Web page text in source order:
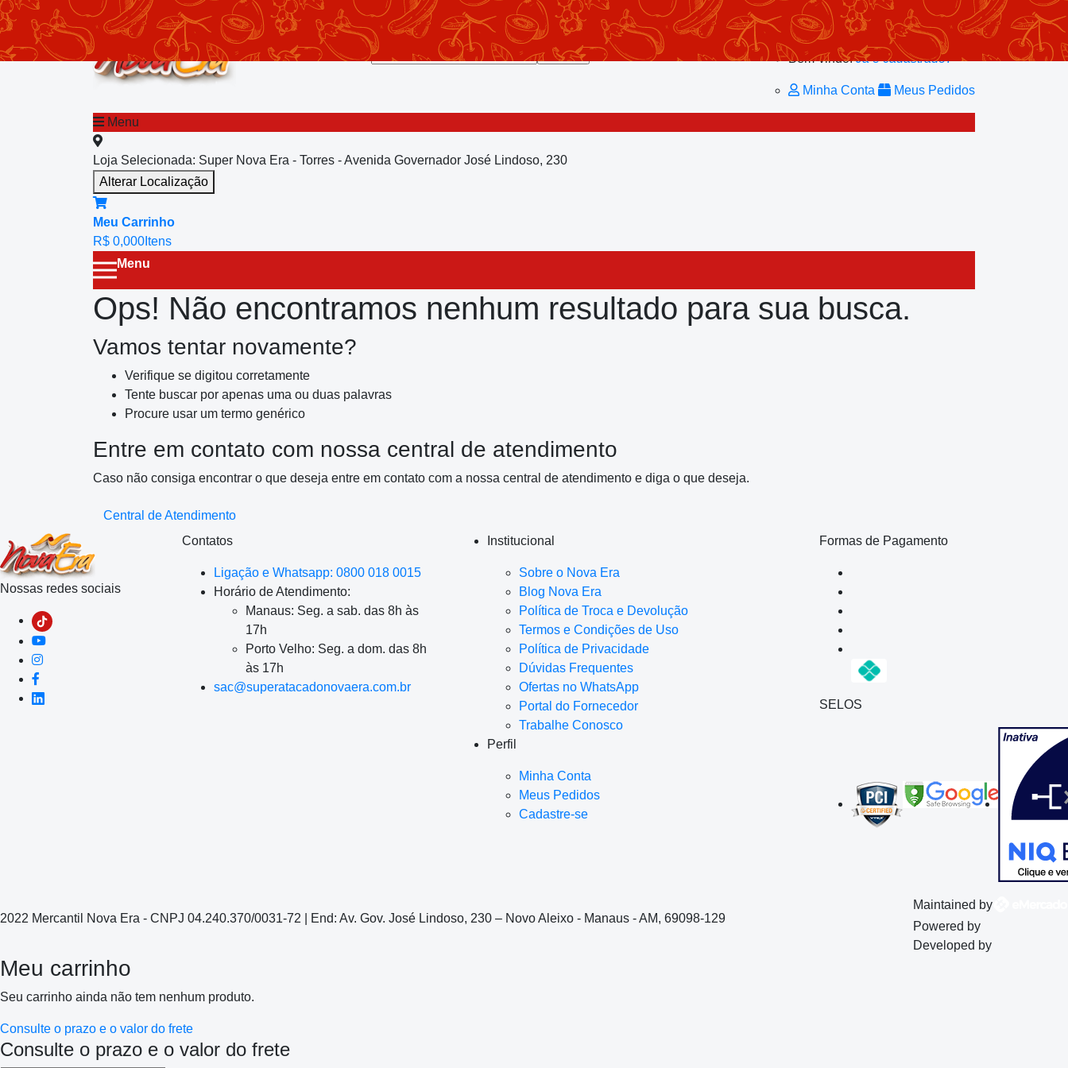
Repetir Pedido
Minha Conta
Bem-vindo!Já é cadastrado?
Minha Conta Meus Pedidos
Menu
Loja Selecionada: Super Nova Era - Torres - Avenida Governador José Lindoso, 230
Alterar Localização
Meu Carrinho
R$ 0,000 Itens
Menu
Ops! Não encontramos nenhum resultado para sua busca.
Vamos tentar novamente?
Verifique se digitou corretamente
Tente buscar por apenas uma ou duas palavras
Procure usar um termo genérico
Entre em contato com nossa central de atendimento
Caso não consiga encontrar o que deseja entre em contato com a nossa central de atendimento e diga o que deseja.
Central de Atendimento
Nossas redes sociais
Contatos
Ligação e Whatsapp: 0800 018 0015
Horário de Atendimento:
Manaus: Seg. a sab. das 8h às
17h
Porto Velho: Seg. a dom. das 8h
às 17h
sac@superatacadonovaera.com.br
Institucional
Sobre o Nova Era
Blog Nova Era
Política de Troca e Devolução
Termos e Condições de Uso
Política de Privacidade
Dúvidas Frequentes
Ofertas no WhatsApp
Portal do Fornecedor
Trabalhe Conosco
Perfil
Minha Conta
Meus Pedidos
Cadastre-se
Formas de Pagamento
SELOS
2022 Mercantil Nova Era - CNPJ 04.240.370/0031-72 | End: Av. Gov. José Lindoso, 230 – Novo Aleixo - Manaus - AM, 69098-129
Maintained by
Powered by
Developed by
Meu carrinho
Seu carrinho ainda não tem nenhum produto.
Consulte o prazo e o valor do frete
Consulte o prazo e o valor do frete